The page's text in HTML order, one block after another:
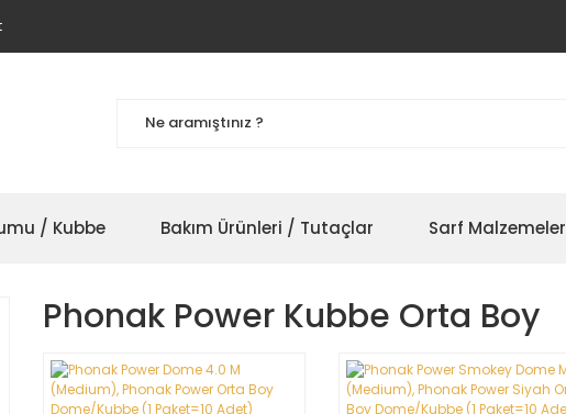
/ Kubbe Bakım Ürünleri / Tutaçlar Sarf Malzemeler
Phonak Power Kubbe Orta Boy